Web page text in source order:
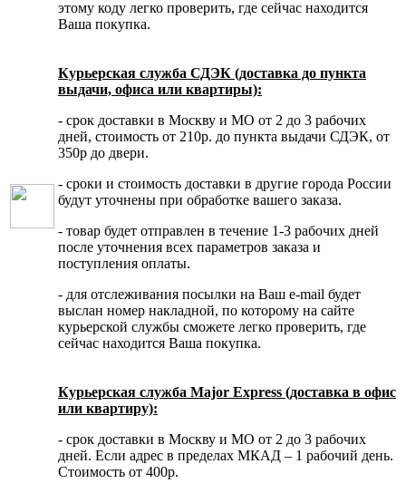
этому коду легко проверить, где сейчас находится
Ваша покупка.
Курьерская служба СДЭК (доставка до пункта
выдачи, офиса или квартиры):
- срок доставки в Москву и МО от 2 до 3 рабочих
дней, стоимость от 210р. до пункта выдачи СДЭК, от
350р до двери.
- сроки и стоимость доставки в другие города России
будут уточнены при обработке вашего заказа.
- товар будет отправлен в течение 1-3 рабочих дней
после уточнения всех параметров заказа и
поступления оплаты.
- для отслеживания посылки на Ваш e-mail будет
выслан номер накладной, по которому на сайте
курьерской службы сможете легко проверить, где
сейчас находится Ваша покупка.
Курьерская служба Major Express (доставка в офис
или квартиру):
- срок доставки в Москву и МО от 2 до 3 рабочих
дней. Если адрес в пределах МКАД – 1 рабочий день.
Стоимость от 400р.